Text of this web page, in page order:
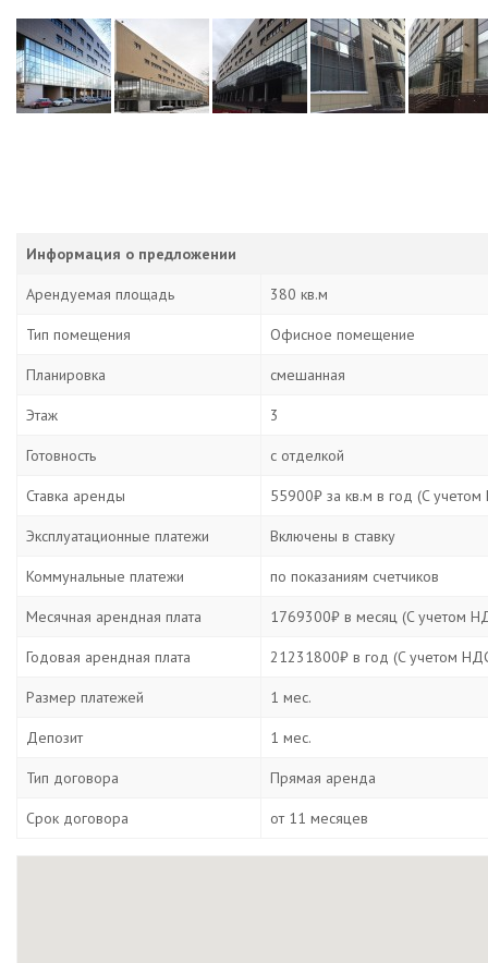
Информация о предложении
Арендуемая площадь 380 кв.м
Тип помещения Офисное помещение
Планировка смешанная
Этаж 3
Готовность с отделкой
Ставка аренды 55900₽ за кв.м в год (C
Эксплуатационные платежи Включены в ставку
Коммунальные платежи по показаниям счетчиков
Месячная арендная плата 1769300₽ в месяц (C учетом
Годовая арендная плата 21231800₽ в год (C учетом
Размер платежей 1 мес.
Депозит 1 мес.
Тип договора Прямая аренда
Срок договора от 11 месяцев